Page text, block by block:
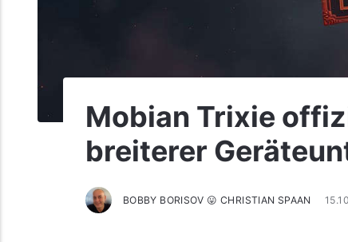
Mobian Trixie
breiterer
BOBBY BORISOV 😛 CHRISTIAN SPAAN